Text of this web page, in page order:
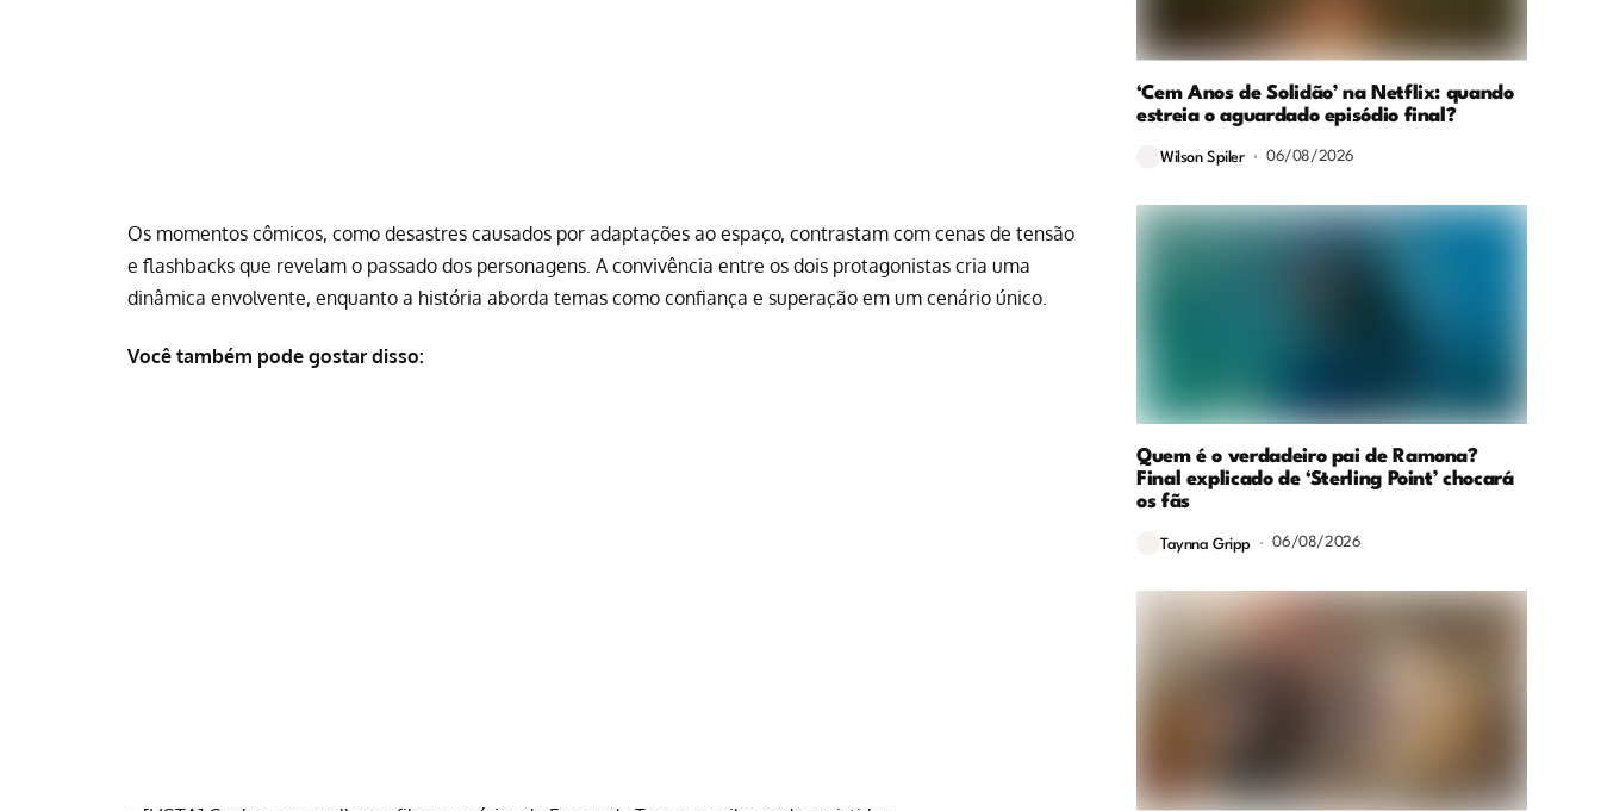
Os momentos cômicos, como desastres causados por adaptações ao espaço, contrastam com cenas de tensão
e flashbacks que revelam o passado dos personagens. A convivência entre os dois protagonistas cria uma
dinâmica envolvente, enquanto a história aborda temas como confiança e superação em um cenário único.
Você também pode gostar disso:
‘Cem Anos de Solidão’ na Netflix: quando
estreia o aguardado episódio final?
Wilson Spiler 06/08/2026
Quem é o verdadeiro pai de Ramona?
Final explicado de ‘Sterling Point’ chocará
os fãs
Taynna Gripp 06/08/2026